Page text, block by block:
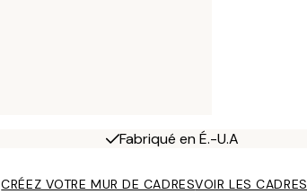
Fabriqué en É.-U.A
CRÉEZ VOTRE MUR DE CADRESVOIR LES CADRES